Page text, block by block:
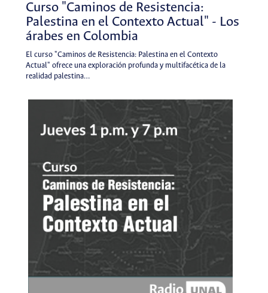
Curso "Caminos de Resistencia:
Palestina en el Contexto Actual" - Los
árabes en Colombia
El curso "Caminos de Resistencia: Palestina en el Contexto
Actual" ofrece una exploración profunda y multifacética de la
realidad palestina…